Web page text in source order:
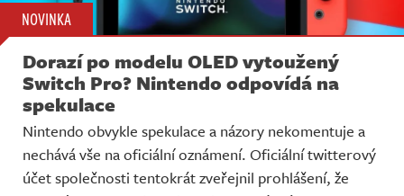
NOVINKA
Dorazí po modelu OLED vytoužený
Switch Pro? Nintendo odpovídá na
spekulace
Nintendo obvykle spekulace a názory nekomentuje a
nechává vše na oficiální oznámení. Oficiální twitterový
účet společnosti tentokrát zveřejnil prohlášení, že